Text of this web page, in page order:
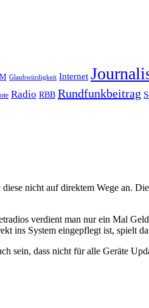
Glaubwürdigkeit Internet
Radio RBB Rundfunkbeitrag
nicht auf direktem Wege an.
verdient man nur ein Mal
ins System eingepflegt ist, spielt
sein, dass nicht für alle Geräte